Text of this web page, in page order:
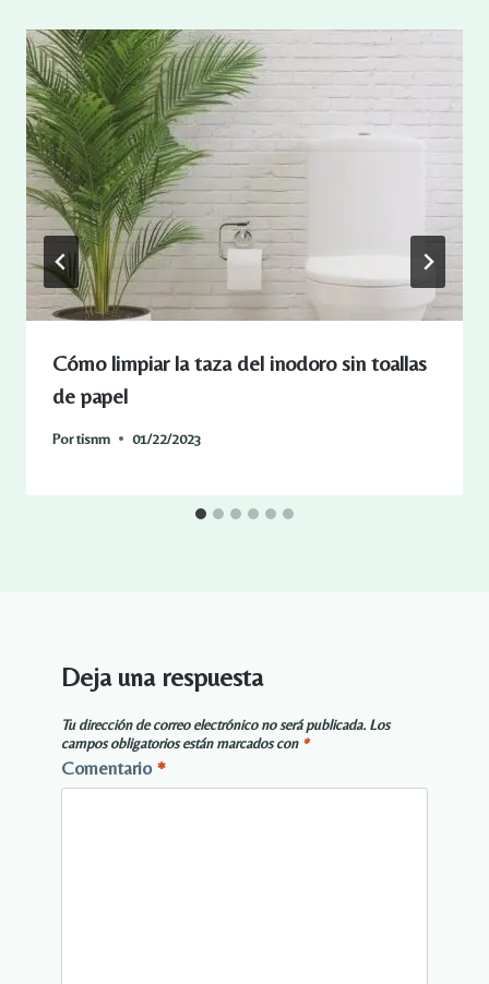
Cómo limpiar la taza del inodoro sin toallas
de papel
Portisnm 01/22/2023
Deja una respuesta
Tu dirección de correo electrónico no será publicada. Los
campos obligatorios están marcados con *
Comentario *